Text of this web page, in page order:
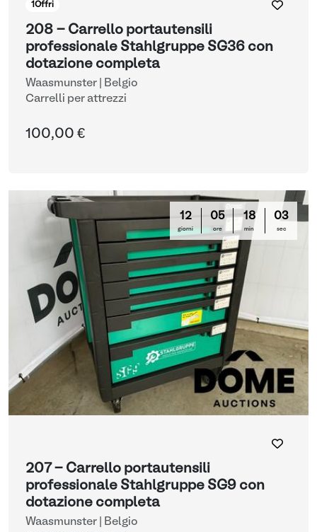
1 Offri
208 - Carrello portautensili
professionale Stahlgruppe SG36 con
dotazione completa
Waasmunster | Belgio
Carrelli per attrezzi
100,00 €
12
giorni
05
ore
18
min
03
sec
207 - Carrello portautensili
professionale Stahlgruppe SG9 con
dotazione completa
Waasmunster | Belgio